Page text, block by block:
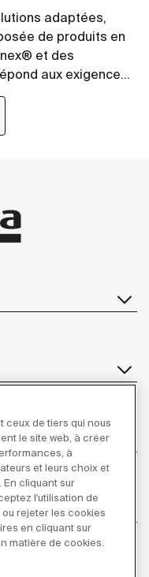
adaptées,
de produits en
et des
aux exigences
à un design
ceux de tiers qui nous
le site web, à créer
à
et leurs choix et
cliquant sur
l'utilisation de
rejeter les cookies
en cliquant sur
matière de cookies.